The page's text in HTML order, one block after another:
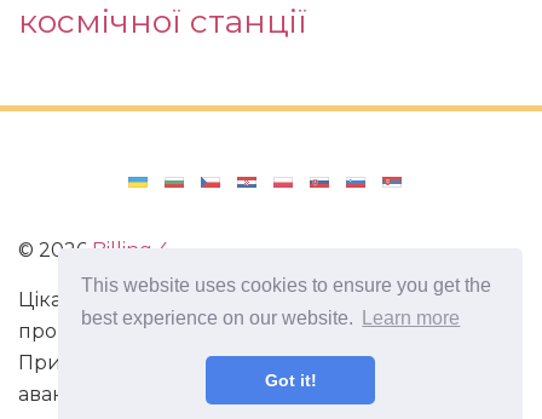
This website uses cookies to ensure you get the
best experience on our website.
Learn more
Got it!
космічної станції
© 2026 Billing 4
Цікаві та захоплюючі факти з усього світу. Статті
про виживання в непередбачених ситуаціях.
Пригоди, маршрути і спосіб життя сучасного
авантюриста. Все про мистецтво магії.